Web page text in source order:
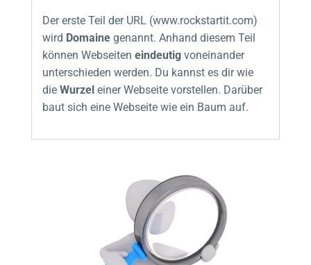
Der erste Teil der URL (www.rockstartit.com)
wird Domainegenannt. Anhand diesem Teil
können Webseiten eindeutigvoneinander
unterschieden werden. Du kannst es dir wie
die Wurzel einer Webseite vorstellen. Darüber
baut sich eine Webseite wie ein Baum auf.